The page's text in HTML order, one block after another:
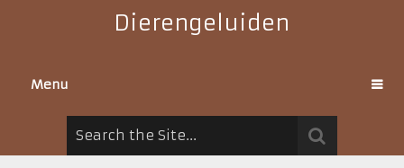
Dierengeluiden
Menu